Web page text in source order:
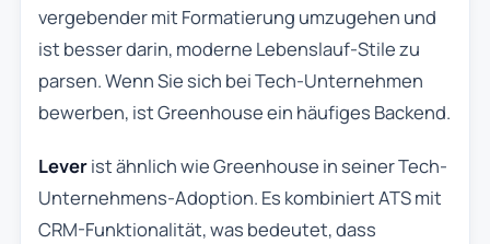
vergebender mit Formatierung umzugehen und
ist besser darin, moderne Lebenslauf-Stile zu
parsen. Wenn Sie sich bei Tech-Unternehmen
bewerben, ist Greenhouse ein häufiges Backend.
Leverist ähnlich wie Greenhouse in seiner Tech-
Unternehmens-Adoption. Es kombiniert ATS mit
CRM-Funktionalität, was bedeutet, dass